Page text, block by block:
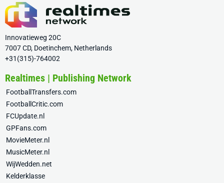
Innovatieweg 20C
7007 CD, Doetinchem, Netherlands
+31(315)-764002
Realtimes | Publishing Network
FootballTransfers.com
FootballCritic.com
FCUpdate.nl
GPFans.com
MovieMeter.nl
MusicMeter.nl
WijWedden.net
Kelderklasse